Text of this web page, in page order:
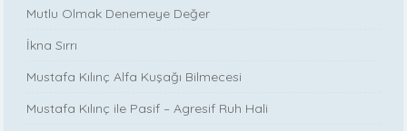
Mutlu Olmak Denemeye Değer
İkna Sırrı
Mustafa Kılınç Alfa Kuşağı Bilmecesi
Mustafa Kılınç ile Pasif – Agresif Ruh Hali